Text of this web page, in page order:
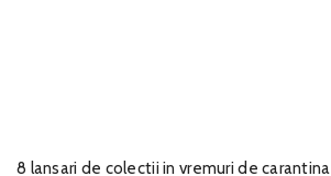
8 lansari de colectii in vremuri de carantina